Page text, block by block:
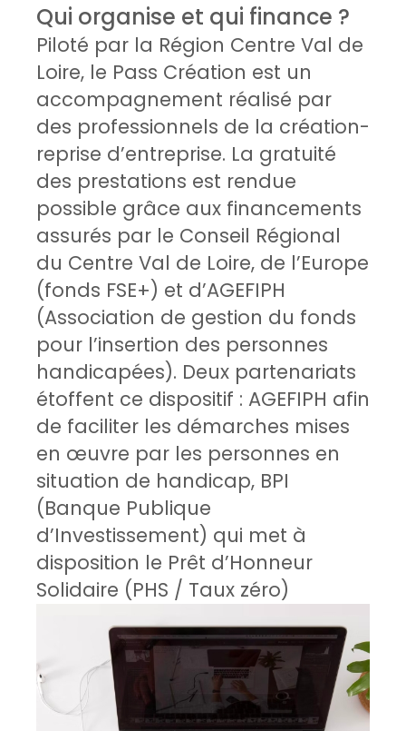
Qui organise et qui finance ?
Piloté par la Région Centre Val de
Loire, le Pass Création est un
accompagnement réalisé par
des professionnels de la création-
reprise d’entreprise. La gratuité
des prestations est rendue
possible grâce aux financements
assurés par le Conseil Régional
du Centre Val de Loire, de l’Europe
(fonds FSE+) et d’AGEFIPH
(Association de gestion du fonds
pour l’insertion des personnes
handicapées). Deux partenariats
étoffent ce dispositif : AGEFIPH afin
de faciliter les démarches mises
en œuvre par les personnes en
situation de handicap, BPI
(Banque Publique
d’Investissement) qui met à
disposition le Prêt d’Honneur
Solidaire (PHS / Taux zéro)